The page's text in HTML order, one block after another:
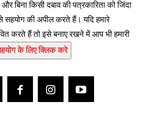
बिना किसी दबाव की पत्रकारिता को जिंदा
की अपील करते हैं। यदि हमारे
करते हैं तो इसे बनाए रखने में आप भी हमारी
के लिए क्लिक करे